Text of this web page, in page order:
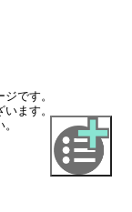
です。
ます。